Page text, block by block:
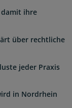
damit ihre
über rechtliche
jeder Praxis
in Nordrhein